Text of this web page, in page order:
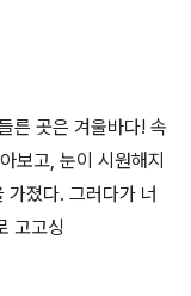
른 곳은 겨울바다! 속
보고, 눈이 시원해지
가졌다. 그러다가 너
고고싱